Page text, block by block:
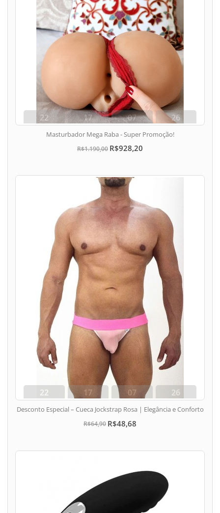
22
dias
17
hora
07
min
25
seg
Masturbador Mega Raba - Super Promoção!
R$1.190,00 R$928,20
22
dias
17
hora
07
min
25
seg
Desconto Especial – Cueca Jockstrap Rosa | Elegância e Conforto
R$64,90 R$48,68